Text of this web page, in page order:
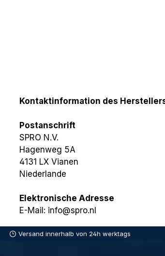
Kontaktinformation des Herstellers
Postanschrift
SPRO N.V.
Hagenweg 5A
4131 LX Vianen
Niederlande
Elektronische Adresse
E-Mail: info@spro.nl
Versand innerhalb von 24h werktags